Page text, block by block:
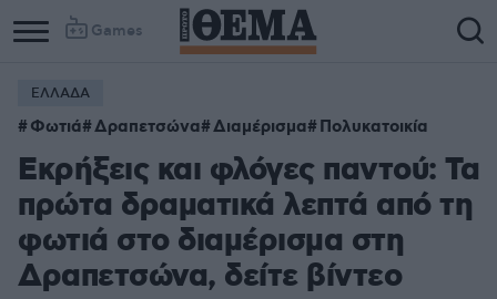
Games
ΕΛΛΑΔΑ
Φωτιά Δραπετσώνα Διαμέρισμα Πολυκατοικία
Εκρήξεις και φλόγες παντού: Τα
πρώτα δραματικά λεπτά από τη
φωτιά στο διαμέρισμα στη
Δραπετσώνα, δείτε βίντεο